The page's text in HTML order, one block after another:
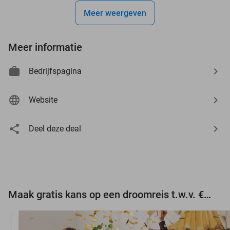
Meer weergeven
Meer informatie
Bedrijfspagina
Website
Deel deze deal
Maak gratis kans op een droomreis t.w.v. €3.000!